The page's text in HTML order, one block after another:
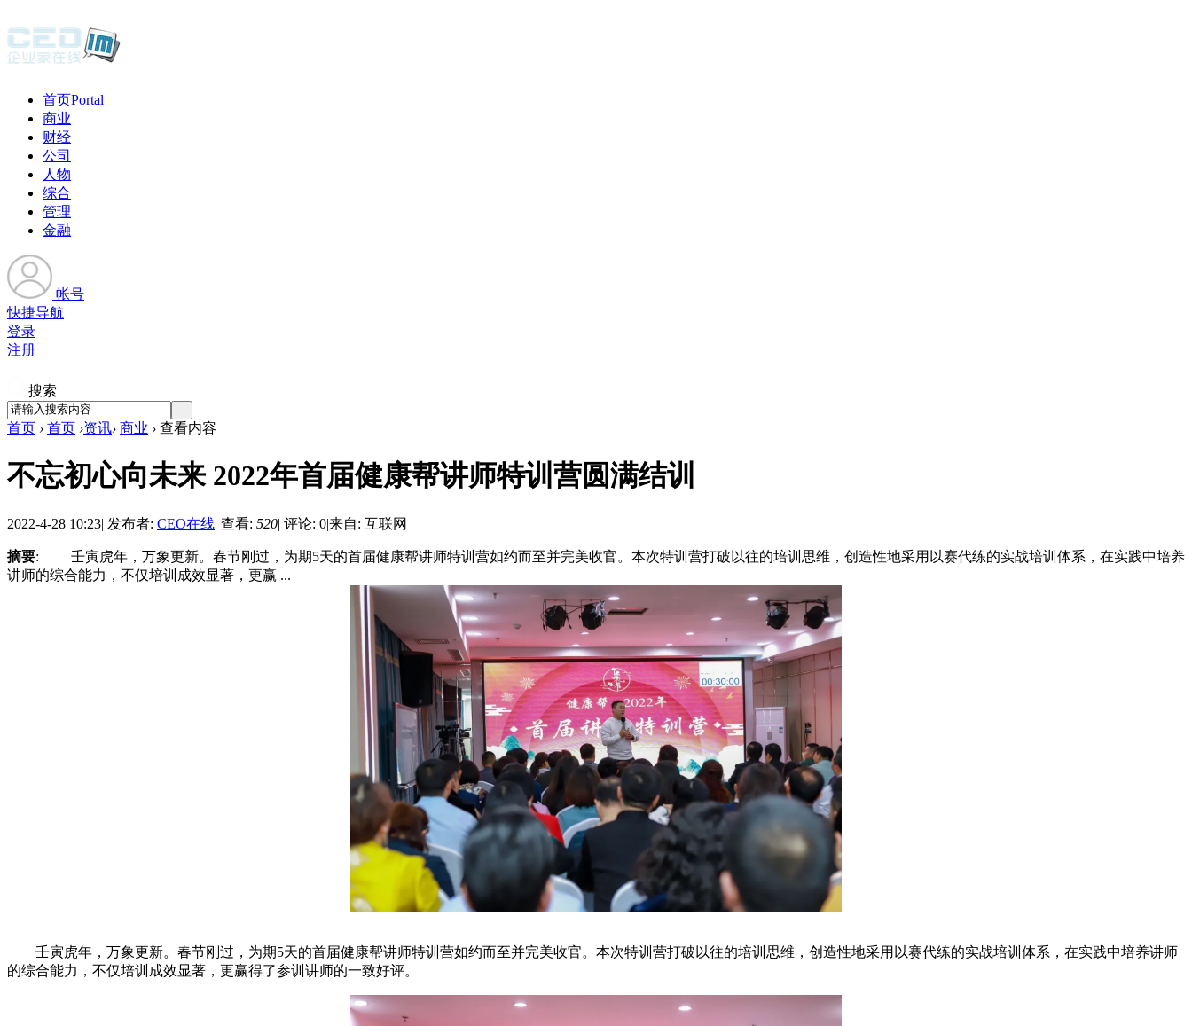
首页Portal
商业
财经
公司
人物
综合
管理
金融
帐号
快捷导航
登录
注册
搜索
首页 › 首页 ›资讯› 商业 › 查看内容
不忘初心向未来 2022年首届健康帮讲师特训营圆满结训
2022-4-28 10:23| 发布者: CEO在线| 查看: 520| 评论: 0|来自: 互联网
摘要: 壬寅虎年，万象更新。春节刚过，为期5天的首届健康帮讲师特训营如约而至并完美收官。本次特训营打破以往的培训思维，创造性地采用以赛代练的实战培训体系，在实践中培养
讲师的综合能力，不仅培训成效显著，更赢 ...
壬寅虎年，万象更新。春节刚过，为期5天的首届健康帮讲师特训营如约而至并完美收官。本次特训营打破以往的培训思维，创造性地采用以赛代练的实战培训体系，在实践中培养讲师
的综合能力，不仅培训成效显著，更赢得了参训讲师的一致好评。